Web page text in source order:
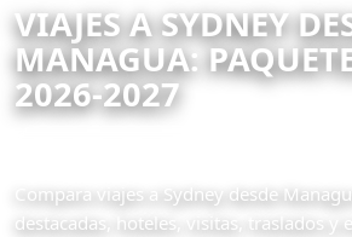
VIAJES A SYDNEY
MANAGUA:
2026-2027
Compara viajes a Sydney desde
destacadas, hoteles, visitas, traslados y